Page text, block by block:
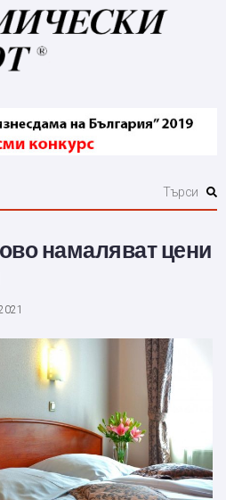
намаляват цени